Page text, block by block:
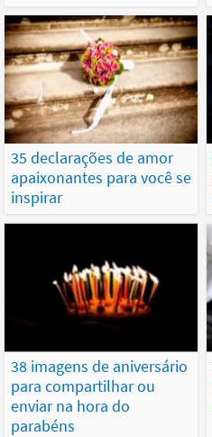
35 declarações de amor
apaixonantes para você se
inspirar
38 imagens de aniversário
para compartilhar ou
enviar na hora do
parabéns